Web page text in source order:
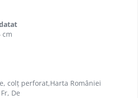
cm
colț perforat,Harta României
De